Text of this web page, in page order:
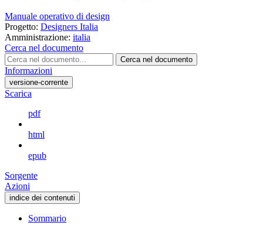
Manuale operativo di design
Progetto: Designers Italia
Amministrazione: italia
Cerca nel documento
Cerca nel documento
Informazioni
versione-corrente
Scarica
pdf
html
epub
Sorgente
Azioni
indice dei contenuti
Sommario